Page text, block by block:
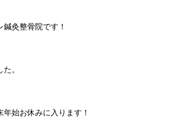
灸整骨院です！
。
始お休みに入ります！